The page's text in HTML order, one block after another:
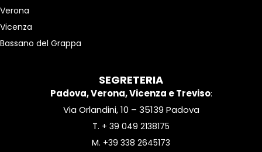
Verona
Vicenza
Bassano del Grappa
SEGRETERIA
Padova, Verona, Vicenza e Treviso:
Via Orlandini, 10 – 35139 Padova
T. + 39 049 2138175
M. +39 338 2645173